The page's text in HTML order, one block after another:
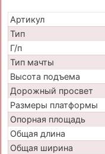
Артикул
Тип
Г/п
Тип мачты
Высота подъема
Дорожный просвет
Размеры платформы
Опорная площадь
Общая длина
Общая ширина